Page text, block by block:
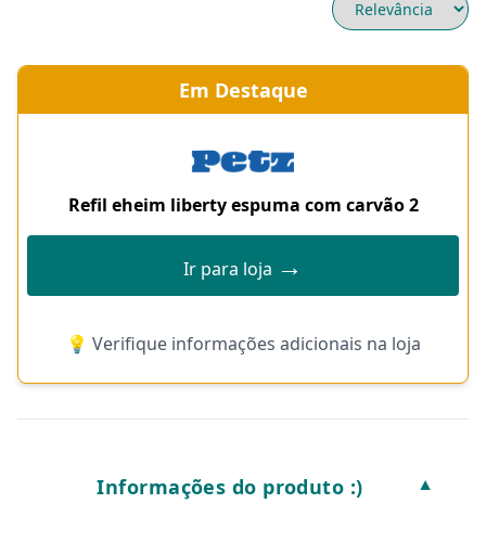
Em Destaque
Refil eheim liberty espuma com carvão 2
Ir para loja →
💡 Verifique informações adicionais na loja
Informações do produto :) ▼